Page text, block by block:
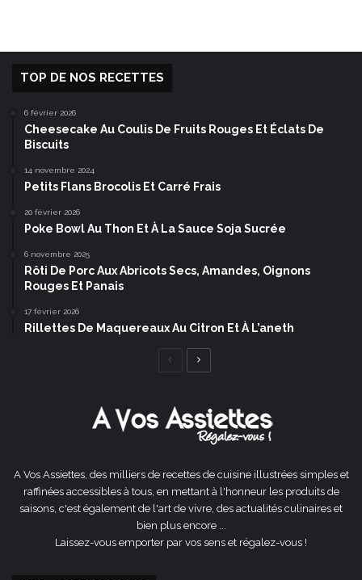
TOP DE NOS RECETTES
6 février 2026
Cheesecake Au Coulis De Fruits Rouges Et Éclats De
Biscuits
14 novembre 2024
Petits Flans Brocolis Et Carré Frais
20 février 2026
Poke Bowl Au Thon Et À La Sauce Soja Sucrée
6 novembre 2025
Rôti De Porc Aux Abricots Secs, Amandes, Oignons
Rouges Et Panais
17 février 2026
Rillettes De Maquereaux Au Citron Et À L’aneth
Page
A Vos Assiettes, des milliers de recettes de cuisine illustrées simples et
raffinées accessibles à tous, en mettant à l'honneur les produits de
saisons, c'est également de l'art de vivre, des actualités culinaires et
bien plus encore ...
Laissez-vous emporter par vos sens et régalez-vous !